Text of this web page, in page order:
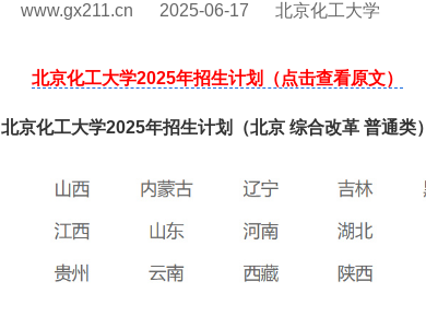
www.gx211.cn 2025-06-17 北京化工大学
北京化工大学2025年招生计划（点击查看原文）
北京化工大学2025年招生计划（北京 综合改革 普通类）